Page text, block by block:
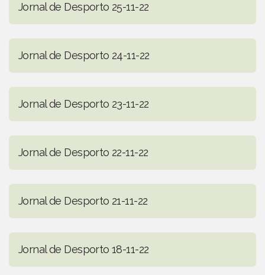
Jornal de Desporto 25-11-22
Jornal de Desporto 24-11-22
Jornal de Desporto 23-11-22
Jornal de Desporto 22-11-22
Jornal de Desporto 21-11-22
Jornal de Desporto 18-11-22